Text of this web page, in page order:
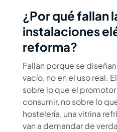
¿Por qué fallan
instalaciones
reforma?
Fallan porque se
vacío, no en el uso real.
sobre lo que el promotor
consumir, no sobre lo
hostelería, una vitrina
van a demandar de